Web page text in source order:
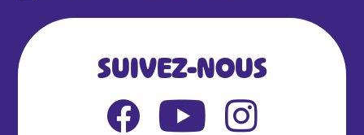
SUIVEZ-NOUS